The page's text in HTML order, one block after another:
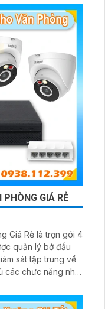
PHÒNG GIÁ RẺ
Giá Rẻ là trọn gói 4
quản lý bở đầu
sát tập trung về
các chưc năng như